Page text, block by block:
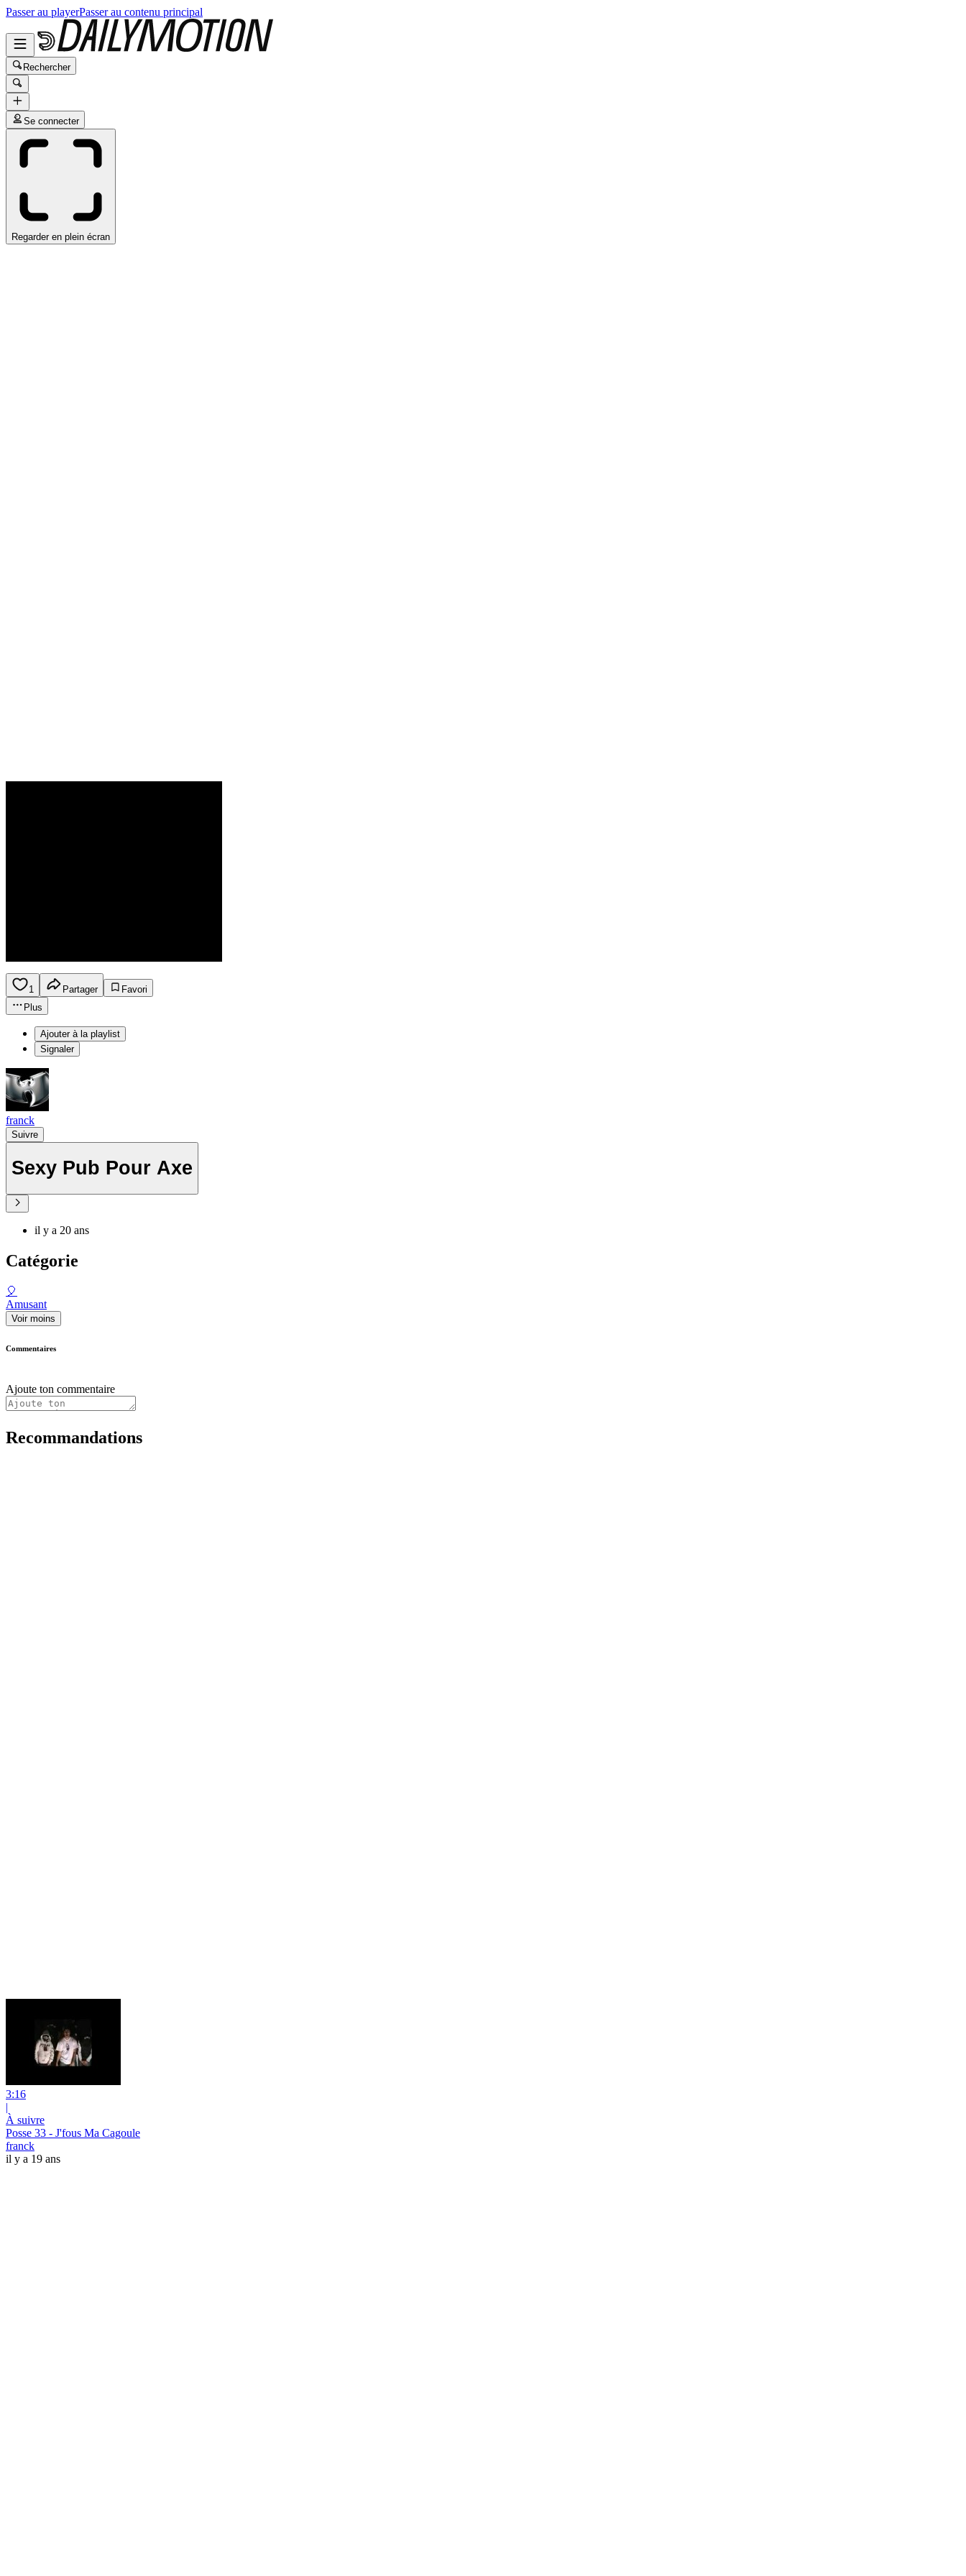
Passer au playerPasser au contenu principal
Rechercher
Se connecter
Regarder en plein écran
1 Partager
Favori
Plus
Ajouter à la playlist
Signaler
franck
Suivre
Sexy Pub Pour Axe
il y a 20 ans
Catégorie
🎈
Amusant
Voir moins
Commentaires
Ajoute ton commentaire
Recommandations
3:16
|
À suivre
Posse 33 - J'fous Ma Cagoule
franck
il y a 19 ans